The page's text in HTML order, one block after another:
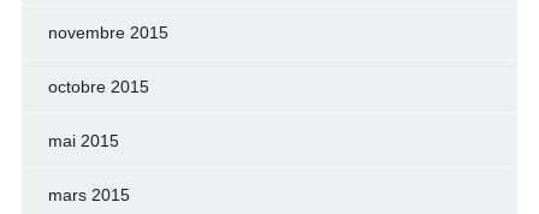
novembre 2015
octobre 2015
mai 2015
mars 2015